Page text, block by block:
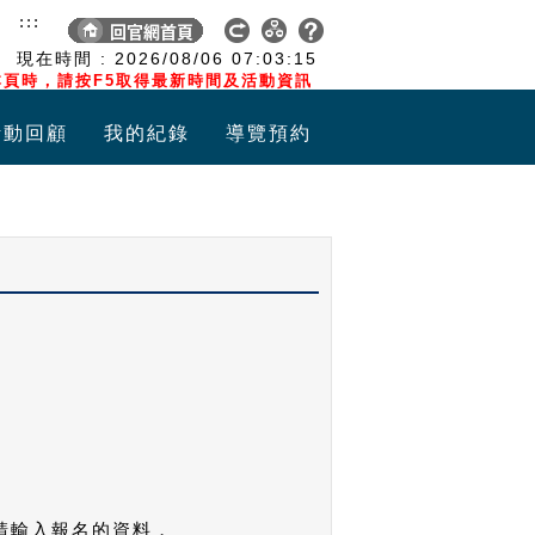
現在時間 : 2026/08/06 07:03:15
時，請按F5取得最新時間及活動資訊
:::
回顧 我的紀錄 導覽預約
入報名的資料，